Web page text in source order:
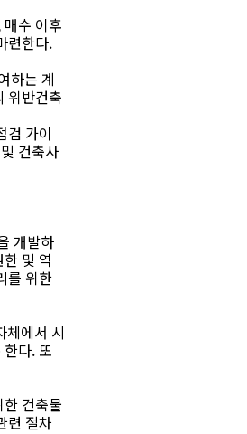
수 이후
련한다.
하는 계
위반건축
검 가이
건축사
개발하
및 역
를 위한
체에서 시
다. 또
건축물
련 절차